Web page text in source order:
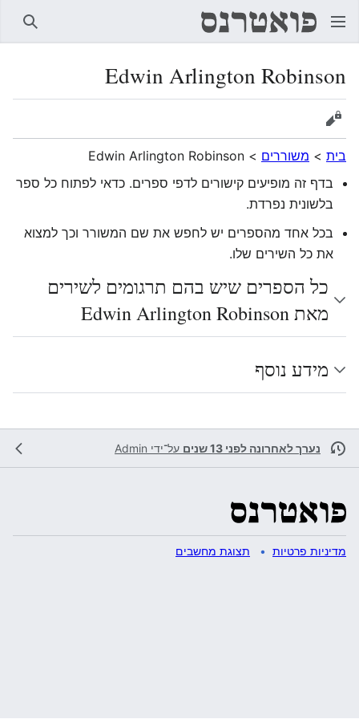
Edwin Arlington Robinson
הצגת מקור
בית > משוררים >
Edwin Arlington Robinson
בדף זה מופיעים קישורים לדפי ספרים. כדאי לפתוח כל ספר
בלשונית נפרדת.
בכל אחד מהספרים יש לחפש את שם המשורר וכך למצוא
את כל השירים שלו.
כל הספרים שיש בהם תרגומים לשירים
מאת Edwin Arlington Robinson
מידע נוסף
נערך לאחרונה לפני 13 שנים על־ידי Admin
מדיניות פרטיות תצוגת מחשבים